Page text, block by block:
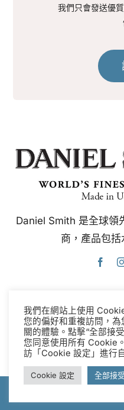
我們只會發送優
Daniel Smith 是全球領
商，產品包
本網站使用Google翻
種語言。聯絡我們如
譯，請告知我們
我們在網站上使用
您的偏好和重複訪問，為
關的體驗。點擊“全部接
您同意使用所有 Cookie
訪「Cookie 設定」進行
Cookie 設定 全部接受